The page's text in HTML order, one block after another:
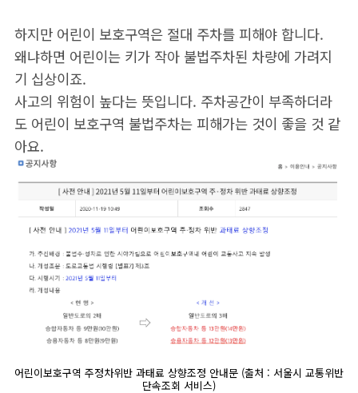
하지만 어린이 보호구역은 절대 주차를 피해야 합니다.
왜냐하면 어린이는 키가 작아 불법주차된 차량에 가려지
기 십상이죠.
사고의 위험이 높다는 뜻입니다. 주차공간이 부족하더라
도 어린이 보호구역 불법주차는 피해가는 것이 좋을 것 같
아요.
어린이보호구역 주정차위반 과태료 상향조정 안내문 (출처 : 서울시 교통위반
단속조회 서비스)